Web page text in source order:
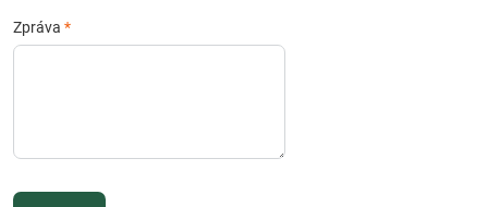
Zpráva *